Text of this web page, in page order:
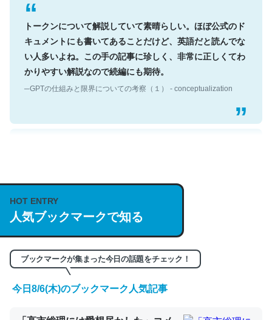
トークンについて解説していて素晴らしい。ほぼ公式のド
キュメントにも書いてあることだけど、英語だと読んでな
い人多いよね。この手の記事に珍しく、非常に正しくてわ
かりやすい解説なので続編にも期待。
https://isobe324649.hatenablog.com/entry/2023/03/27
/064121
─GPTの仕組みと限界についての考察（１） - conceptualization
くらい。小説でいう「ずっと前の伏線」は回収されないけ
HOT ENTRY
人気ブックマークで知る
ブックマークが集まった今日の話題をチェック！
今日8/6(木)のブックマーク人気記事